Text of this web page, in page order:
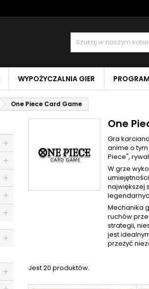
WYPOŻYCZALNIA GIER
One Piece Card Game
Toggle
Toggle
Toggle
One
Gra
anime o
Piece",
W grze
największej
Mechanika
ruchów
strategii,
jest
przeżyć
Jest 20 produktów.
Moje listy życzeń
Utwórz nową listę
((modalTitle))
((confirmMessage))
Utwórz listę
Zaloguj się
Musisz być zalogowany by